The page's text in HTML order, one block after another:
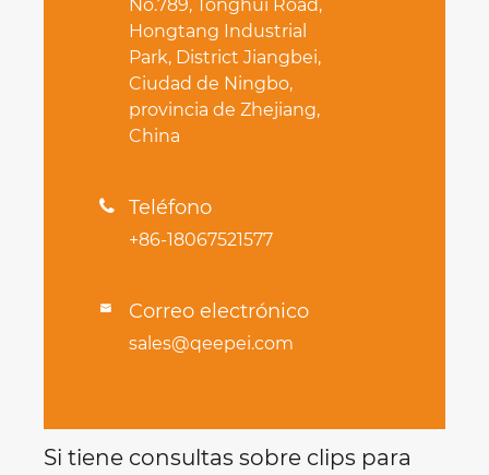
No.789, Tonghui Road,
Hongtang Industrial
Park, District Jiangbei,
Ciudad de Ningbo,
provincia de Zhejiang,
China
 Teléfono
+86-18067521577
 Correo electrónico
sales@qeepei.com
Si tiene consultas sobre clips para